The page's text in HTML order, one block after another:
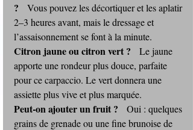
? Vous pouvez les décortiquer et les aplatir
2–3 heures avant, mais le dressage et
l’assaisonnement se font à la minute.
Citron jaune ou citron vert ? Le jaune
apporte une rondeur plus douce, parfaite
pour ce carpaccio. Le vert donnera une
assiette plus vive et plus marquée.
Peut‑on ajouter un fruit ? Oui : quelques
grains de grenade ou une fine brunoise de